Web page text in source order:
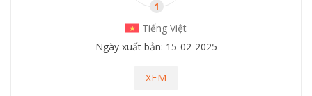
1
Tiếng Việt
Ngày xuất bản: 15-02-2025
XEM